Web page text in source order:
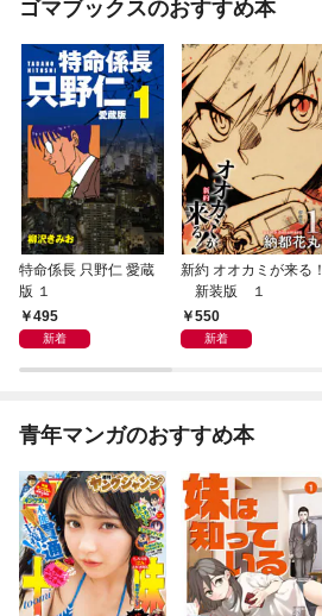
ゴマブックスのおすすめ本
特命係長 只野仁 愛蔵
版 １
495
新着
新約 オオカミが来る！
新装版 １
550
新着
青年マンガのおすすめ本